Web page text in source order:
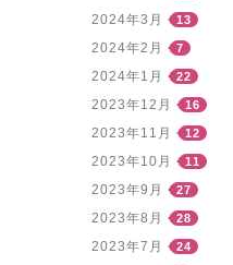
2024年3月 13
2024年2月 7
2024年1月 22
2023年12月 16
2023年11月 12
2023年10月 11
2023年9月 27
2023年8月 28
2023年7月 24